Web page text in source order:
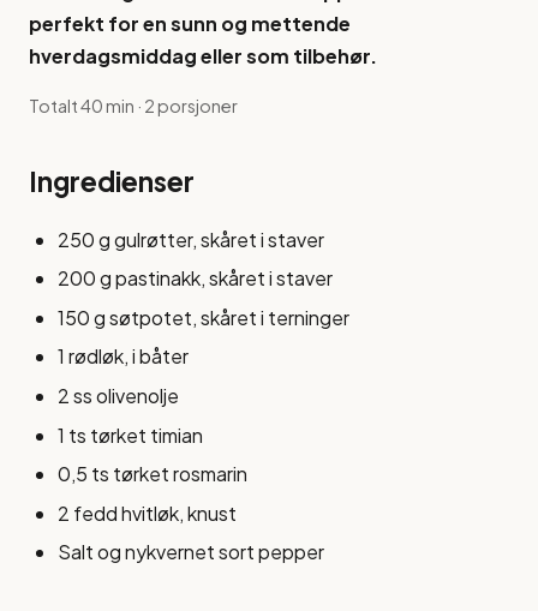
perfekt for en sunn og mettende
hverdagsmiddag eller som tilbehør.
Totalt 40 min · 2 porsjoner
Ingredienser
250 g gulrøtter, skåret i staver
200 g pastinakk, skåret i staver
150 g søtpotet, skåret i terninger
1 rødløk, i båter
2 ss olivenolje
1 ts tørket timian
0,5 ts tørket rosmarin
2 fedd hvitløk, knust
Salt og nykvernet sort pepper